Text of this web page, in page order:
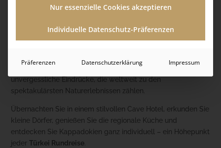
Städte, jahrhundertealte Höhlenkirchen und die berühmten
Reiseziele der Türkei.
über die Täler von Göreme aufsteigen, entstehen
unvergessliche Eindrücke, die weltweit zu den
spektakulärsten Naturerlebnissen zählen.
Übernachten Sie in einem stilvollen Cave Hotel, erkunden Sie
kleine Dörfer, genießen Sie die regionale Küche und
entdecken Sie Kappadokien ganz individuell – ein Höhepunkt
jederTürkei Rundreise
Nur essenzielle Cookies akzeptieren
Individuelle Datenschutz-Präferenzen
Präferenzen Datenschutzerklärung Impressum